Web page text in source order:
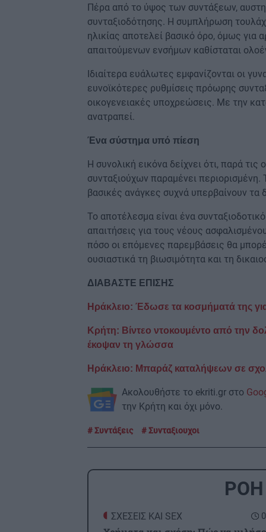
Πέρα από το ύψος των συντάξεων,
συνταξιοδότησης. Η συμπλήρωση
ηλικίας αποτελεί βασικό όρο, όμως
απαιτούμενων ενσήμων καθίσταται
Ιδιαίτερα ευάλωτες εμφανίζονται οι
ευνοϊκότερες ρυθμίσεις πρόωρης
οικογενειακές υποχρεώσεις. Με την
ανατραπεί.
Ένα σύστημα υπό πίεση
Η συνολική εικόνα δείχνει ότι, παρά
συνταξιούχων παραμένει
βασικές ανάγκες συχνά υπερβαίνουν τα
Το αποτέλεσμα είναι ένα
απαιτήσεις για τους νέους
πόσο οι επόμενες παρεμβάσεις θα
ουσιαστικά τη βιωσιμότητα και τη
ΔΙΑΒΑΣΤΕ ΕΠΙΣΗΣ
Ηράκλειο: Έδωσε τα κοσμήματά της
Κρήτη: Βίντεο ντοκουμέντο από την
έκοψαν τη γλώσσα
Ηράκλειο: Μπαράζ καταλήψεων σε
Ακολουθήστε το ekriti.gr στο
την Κρήτη και όχι μόνο.
Συντάξεις Συνταξιουχοι
ΡΟΗ
ΣΧΕΣΕΙΣ ΚΑΙ SEX